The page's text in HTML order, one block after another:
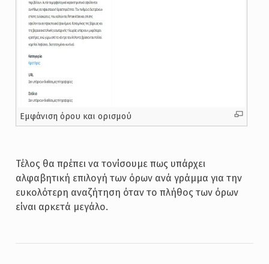
Εμφάνιση όρου και ορισμού
Τέλος θα πρέπει να τονίσουμε πως υπάρχει
αλφαβητική επιλογή των όρων ανά γράμμα για την
ευκολότερη αναζήτηση όταν το πλήθος των όρων
είναι αρκετά μεγάλο.